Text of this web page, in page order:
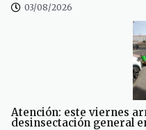
03/08/2026
Atención: este viernes
desinsectación general